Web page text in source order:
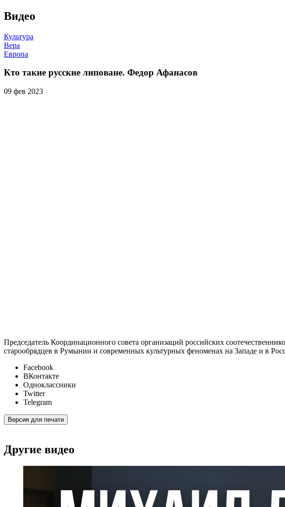
Видео
Культура
Вера
Европа
Кто такие русские липоване. Федор Афанасов
09 фев 2023
Председатель Координационного совета организаций российских
старообрядцев в Румынии и современных культурных феноменах на Западе и в
Facebook
ВКонтакте
Одноклассники
Twitter
Telegram
Версия для печати
Другие видео